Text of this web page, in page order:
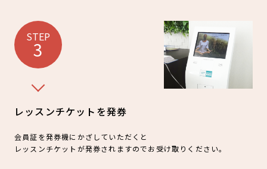
STEP
3
レッスンチケットを発券
会員証を発券機にかざしていただくと
レッスンチケットが発券されますのでお受け取りください。